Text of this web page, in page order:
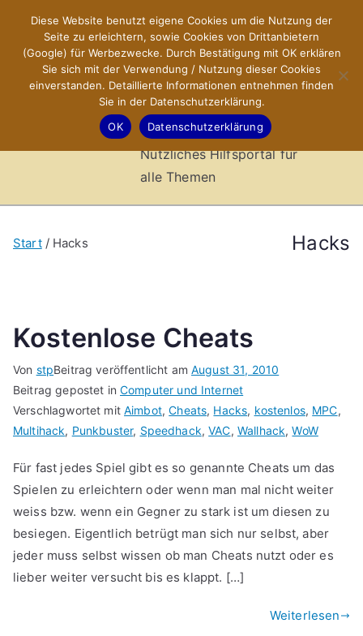
springen
X-Sites.de
–
Hilfsportal
Nützliches Hilfsportal für
alle Themen
Hacks
Start Hacks
Kostenlose Cheats
Von stpBeitrag veröffentlicht am August 31, 2010
Beitrag gepostet inComputer und Internet
Verschlagwortet mitAimbot,Cheats, Hacks, kostenlos, MPC,
Multihack, Punkbuster, Speedhack,VAC, Wallhack,WoW
Für fast jedes Spiel gibt es so genannte Cheats um das
Spielen zu erleichtern oder wenn man mal nicht weiter
weiss bzw. wenn ein Gegner zu stark ist um diesen zu
besiegen. Eigentlich betrügt man sich nur selbst, aber
jeder muss selbst wissen ob man Cheats nutzt oder es
lieber weiter versucht bis es klappt. […]
Weiterlesen
Diese Website benutzt eigene Cookies um die Nutzung der
Seite zu erleichtern, sowie Cookies von Drittanbietern
(Google) für Werbezwecke. Durch Bestätigung mit OK erklären
Sie sich mit der Verwendung / Nutzung dieser Cookies
einverstanden. Detaillierte Informationen entnehmen finden
Sie in der Datenschutzerklärung.
OK
Datenschutzerklärung